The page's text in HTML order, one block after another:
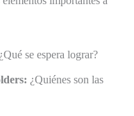
¿Qué se espera lograr?
¿Quiénes son las